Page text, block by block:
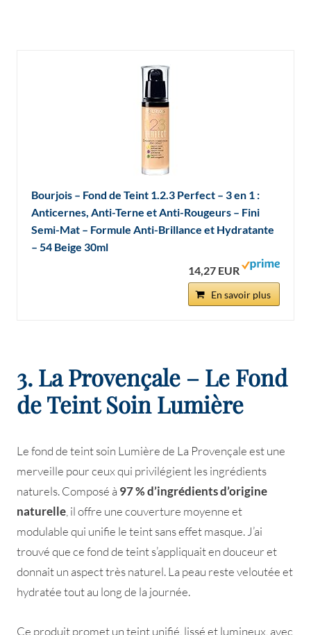
Bourjois – Fond de Teint 1.2.3 Perfect – 3 en 1 :
Anticernes, Anti-Terne et Anti-Rougeurs – Fini
Semi-Mat – Formule Anti-Brillance et Hydratante
– 54 Beige 30ml
14,27 EUR
En savoir plus
3. La Provençale – Le Fond
de Teint Soin Lumière
Le fond de teint soin Lumière de La Provençale est une
merveille pour ceux qui privilégient les ingrédients
naturels. Composé à 97 % d’ingrédients d’origine
naturelle , il offre une couverture moyenne et
modulable qui unifie le teint sans effet masque. J’ai
trouvé que ce fond de teint s’appliquait en douceur et
donnait un aspect très naturel. La peau reste veloutée et
hydratée tout au long de la journée.
Ce produit promet un teint unifié, lissé et lumineux, avec